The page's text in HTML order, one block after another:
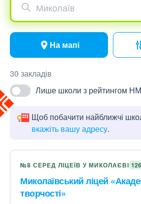
Миколаїв
На мапі
30 закладів
Лише школи з рейтингом
Щоб побачити найближчі
вкажіть вашу адресу.
№8 СЕРЕД ЛІЦЕЇВ У МИКОЛАЄВІ
Миколаївський ліцей
творчості»